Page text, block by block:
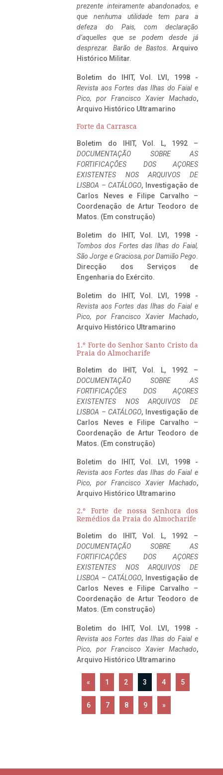
prezente inteiramente abandonados, e
que nenhuma utilidade tem para a
defeza do Pais, com declaração
d’aquelles que se podem desde já
desprezar. Barão de Bastos. Arquivo
Histórico Militar.
Boletim do IHIT, Vol. LVI, 1998 -
Revista aos Fortes das Ilhas do Faial e
Pico, por Francisco Xavier Machado,
Arquivo Histórico Ultramarino
Forte da Carrasca
Boletim do IHIT, Vol. L, 1992 –
DOCUMENTAÇÃO SOBRE AS
FORTIFICAÇÕES DOS AÇORES
EXISTENTES NOS ARQUIVOS DE
LISBOA – CATÁLOGO, Investigação de
Carlos Neves e Filipe Carvalho –
Coordenação de Artur Teodoro de
Matos. (Em construção)
Boletim do IHIT, Vol. LVI, 1998 -
Tombos dos Fortes das Ilhas do Faial,
São Jorge e Graciosa, por Damião Pego.
Direcção dos Serviços de
Engenharia do Exército.
Boletim do IHIT, Vol. LVI, 1998 -
Revista aos Fortes das Ilhas do Faial e
Pico, por Francisco Xavier Machado,
Arquivo Histórico Ultramarino
1.º Forte do Senhor Santo Cristo da
Praia do Almocharife
Boletim do IHIT, Vol. L, 1992 –
DOCUMENTAÇÃO SOBRE AS
FORTIFICAÇÕES DOS AÇORES
EXISTENTES NOS ARQUIVOS DE
LISBOA – CATÁLOGO, Investigação de
Carlos Neves e Filipe Carvalho –
Coordenação de Artur Teodoro de
Matos. (Em construção)
Boletim do IHIT, Vol. LVI, 1998 -
Revista aos Fortes das Ilhas do Faial e
Pico, por Francisco Xavier Machado,
Arquivo Histórico Ultramarino
2.º Forte de nossa Senhora dos
Remédios da Praia do Almocharife
Boletim do IHIT, Vol. L, 1992 –
DOCUMENTAÇÃO SOBRE AS
FORTIFICAÇÕES DOS AÇORES
EXISTENTES NOS ARQUIVOS DE
LISBOA – CATÁLOGO, Investigação de
Carlos Neves e Filipe Carvalho –
Coordenação de Artur Teodoro de
Matos. (Em construção)
Boletim do IHIT, Vol. LVI, 1998 -
Revista aos Fortes das Ilhas do Faial e
Pico, por Francisco Xavier Machado,
Arquivo Histórico Ultramarino
« 1 2 3 4 5
6 7 8 9 »